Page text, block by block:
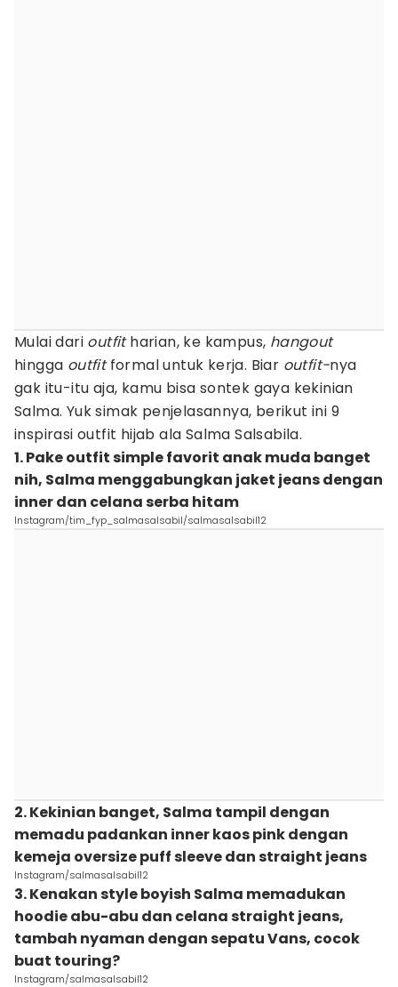
Mulai dari outfitharian, ke kampus, hangout
hingga outfitformal untuk kerja. Biar outfit-nya
gak itu-itu aja, kamu bisa sontek gaya kekinian
Salma. Yuk simak penjelasannya, berikut ini 9
inspirasi outfit hijab ala Salma Salsabila.
1. Pake outfit simple favorit anak muda banget
nih, Salma menggabungkan jaket jeans dengan
inner dan celana serba hitam
Instagram/tim_fyp_salmasalsabil/salmasalsabil12
2. Kekinian banget, Salma tampil dengan
memadu padankan inner kaos pink dengan
kemeja oversize puff sleeve dan straight jeans
Instagram/salmasalsabil12
3. Kenakan style boyish Salma memadukan
hoodie abu-abu dan celana straight jeans,
tambah nyaman dengan sepatu Vans, cocok
buat touring?
Instagram/salmasalsabil12